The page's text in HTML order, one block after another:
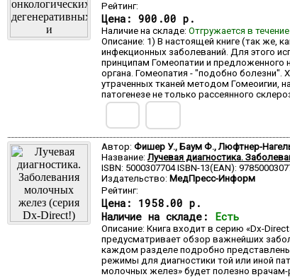
Рейтинг:
Цена: 900.00 р.
Наличие на складе: Отгружается в
Описание: 1) В настоящей книге (так же,
инфекционных заболеваний. Для этого
принципам Гомеопатии и предложенного
органа. Гомеопатия - "подобно
утраченных тканей методом Гомеоигии,
патогенезе не только рассеянного
Автор: Фишер У., Баум Ф., Люфтнер-
Название:Лучевая диагностика.
ISBN: 5000307704 ISBN-13(EAN):
Издательство: МедПресс-Информ
Рейтинг:
Цена: 1958.00 р.
Наличие на складе: Есть
Описание: Книга входит в серию «Dx-
предусматривает обзор важнейших
каждом разделе подробно
режимы для диагностики той или иной
молочных желез» будет полезно врачам-